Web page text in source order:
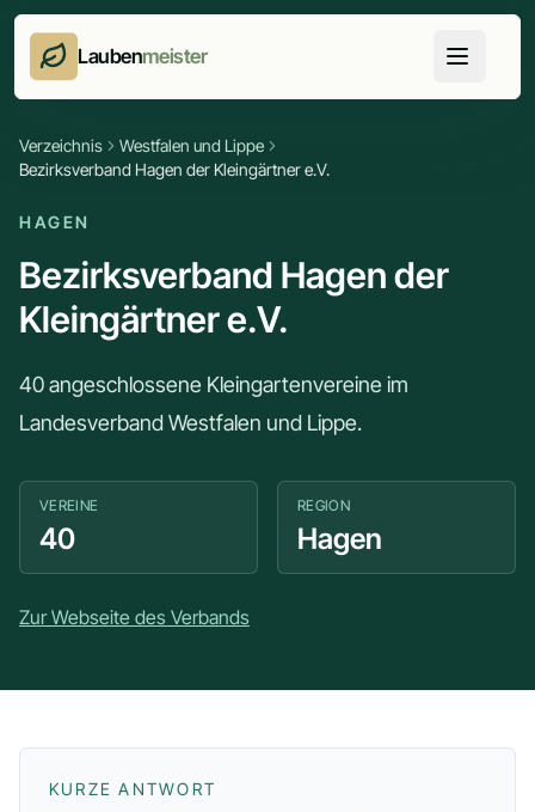
Laubenmeister
Verzeichnis
Westfalen und Lippe
Bezirksverband Hagen der Kleingärtner e.V.
HAGEN
Bezirksverband Hagen der
Kleingärtner e.V.
40 angeschlossene Kleingartenvereine im
Landesverband Westfalen und Lippe.
VEREINE
40
REGION
Hagen
Zur Webseite des Verbands
KURZE ANTWORT